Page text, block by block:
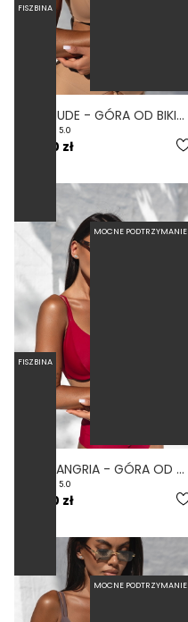
BESO NUDE - GÓRA OD BIKINI Z FISZBINAMI CIELISTY
5.0
239,00 zł
FISZBINA
MOCNE PODTRZYMANIE
BESO SANGRIA - GÓRA OD BIKINI Z FISZBINAMI BORDOWY
5.0
239,00 zł
FISZBINA
MOCNE PODTRZYMANIE